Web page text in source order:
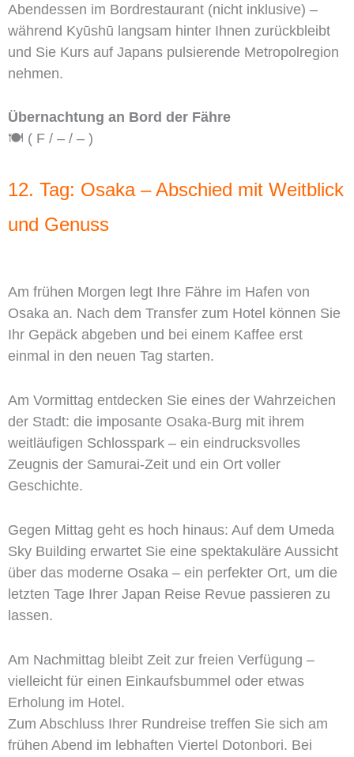
Abendessen im Bordrestaurant (nicht inklusive) –
während Kyūshū langsam hinter Ihnen zurückbleibt
und Sie Kurs auf Japans pulsierende Metropolregion
nehmen.
Übernachtung an Bord der Fähre
🍽️ ( F / – / – )
12. Tag: Osaka – Abschied mit Weitblick
und Genuss
Am frühen Morgen legt Ihre Fähre im Hafen von
Osaka an. Nach dem Transfer zum Hotel können Sie
Ihr Gepäck abgeben und bei einem Kaffee erst
einmal in den neuen Tag starten.
Am Vormittag entdecken Sie eines der Wahrzeichen
der Stadt: die imposante Osaka-Burg mit ihrem
weitläufigen Schlosspark – ein eindrucksvolles
Zeugnis der Samurai-Zeit und ein Ort voller
Geschichte.
Gegen Mittag geht es hoch hinaus: Auf dem Umeda
Sky Building erwartet Sie eine spektakuläre Aussicht
über das moderne Osaka – ein perfekter Ort, um die
letzten Tage Ihrer Japan Reise Revue passieren zu
lassen.
Am Nachmittag bleibt Zeit zur freien Verfügung –
vielleicht für einen Einkaufsbummel oder etwas
Erholung im Hotel.
Zum Abschluss Ihrer Rundreise treffen Sie sich am
frühen Abend im lebhaften Viertel Dotonbori. Bei